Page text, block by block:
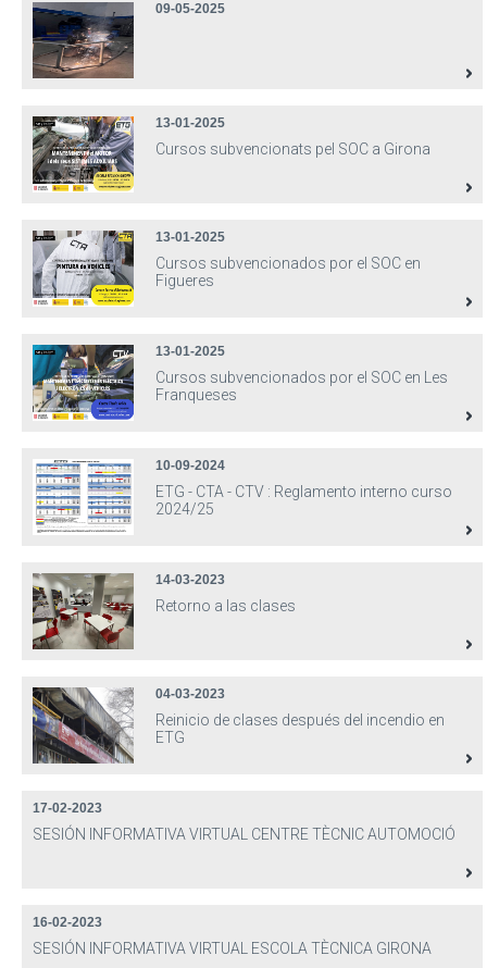
09-05-2025
13-01-2025
Cursos subvencionats pel SOC a Girona
13-01-2025
Cursos subvencionados por el SOC en
Figueres
13-01-2025
Cursos subvencionados por el SOC en Les
Franqueses
10-09-2024
ETG - CTA - CTV : Reglamento interno curso
2024/25
14-03-2023
Retorno a las clases
04-03-2023
Reinicio de clases después del incendio en
ETG
17-02-2023
SESIÓN INFORMATIVA VIRTUAL CENTRE TÈCNIC AUTOMOCIÓ
16-02-2023
SESIÓN INFORMATIVA VIRTUAL ESCOLA TÈCNICA GIRONA